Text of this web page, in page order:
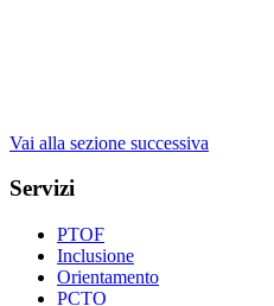
Vai alla sezione successiva
Servizi
PTOF
Inclusione
Orientamento
PCTO